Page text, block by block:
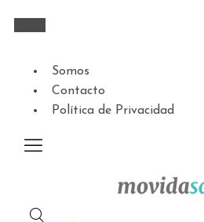
Somos
Contacto
Política de Privacidad